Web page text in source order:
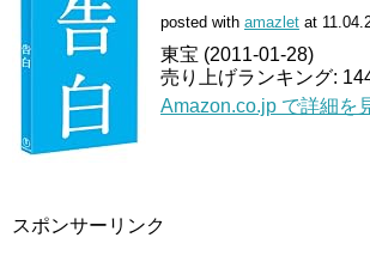
posted with amazlet at
東宝 (2011-01-28)
売り上げランキング:
Amazon.co.jp で詳細を
スポンサーリンク